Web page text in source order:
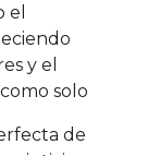
el
y el
solo
de